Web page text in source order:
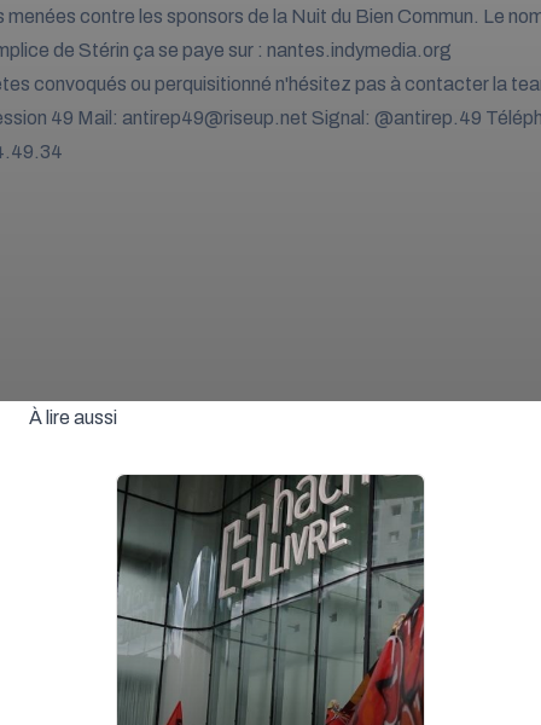
contre les sponsors de la Nuit du Bien Commun. Le
de Stérin ça se paye sur : nantes.indymedia.org
convoqués ou perquisitionné n'hésitez pas à contacter la
49 Mail: antirep49@riseup.net Signal: @antirep.49
À lire aussi